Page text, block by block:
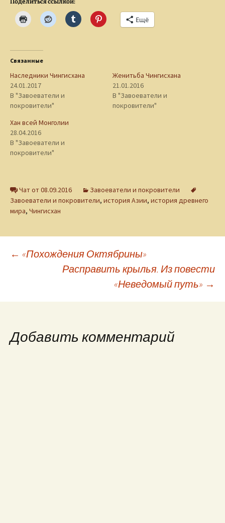
Поделиться ссылкой:
Ещё
Связанные
Наследники Чингисхана
24.01.2017
В "Завоеватели и
покровители"
Женитьба Чингисхана
21.01.2016
В "Завоеватели и
покровители"
Хан всей Монголии
28.04.2016
В "Завоеватели и
покровители"
Чат от 08.09.2016
Завоеватели и покровители
Завоеватели и покровители, история Азии, история древнего
мира, Чингисхан
Навигация
записям
← «Похождения Октябрины»
Расправить крылья. Из повести
«Неведомый путь» →
Добавить комментарий